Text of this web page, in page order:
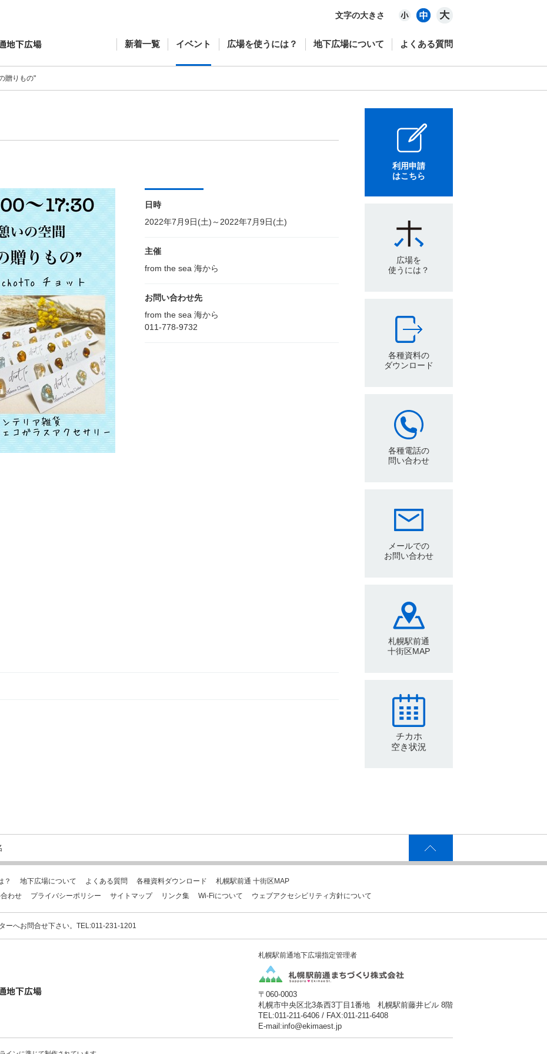
文字の大きさ
新着一覧 イベント 広場を使うには？ 地下広場について よくある質問
贈りもの"
日時
2022年7月9日(土)～2022年7月9日(土)
主催
from the sea 海から
お問い合わせ先
from the sea 海から
011-778-9732
利用申請
はこちら
広場を
使うには？
各種資料の
ダウンロード
各種電話の
問い合わせ
メールでの
お問い合わせ
札幌駅前通
十街区MAP
チカホ
空き状況
？ 地下広場について よくある質問 各種資料ダウンロード
札幌駅前通 十街区MAP
わせ プライバシーポリシー サイトマップ リンク集 Wi-Fiについて ウェブアクセシビリティ方針について
ーへお問合せ下さい。TEL:011-231-1201
札幌駅前通地下広場指定管理者
〒060-0003
札幌市中央区北3条西3丁目1番地 札幌駅前藤井ビル 8階
TEL:011-211-6406 / FAX:011-211-6408
E-mail:info@ekimaest.jp